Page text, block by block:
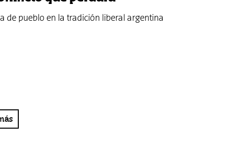
de pueblo en la tradición liberal argentina